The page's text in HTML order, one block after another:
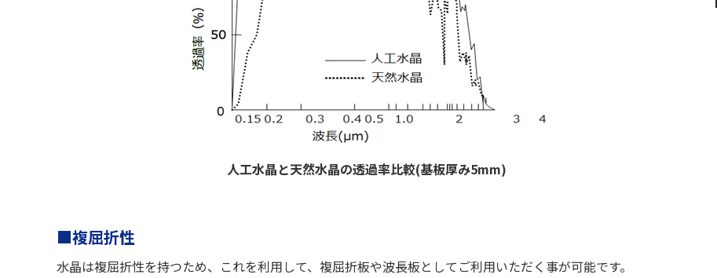
人工水晶と天然水晶の透過率比較(基板厚み5mm)
■複屈折性
水晶は複屈折性を持つため、これを利用して、複屈折板や波長板としてご利用いただく事が可能です。